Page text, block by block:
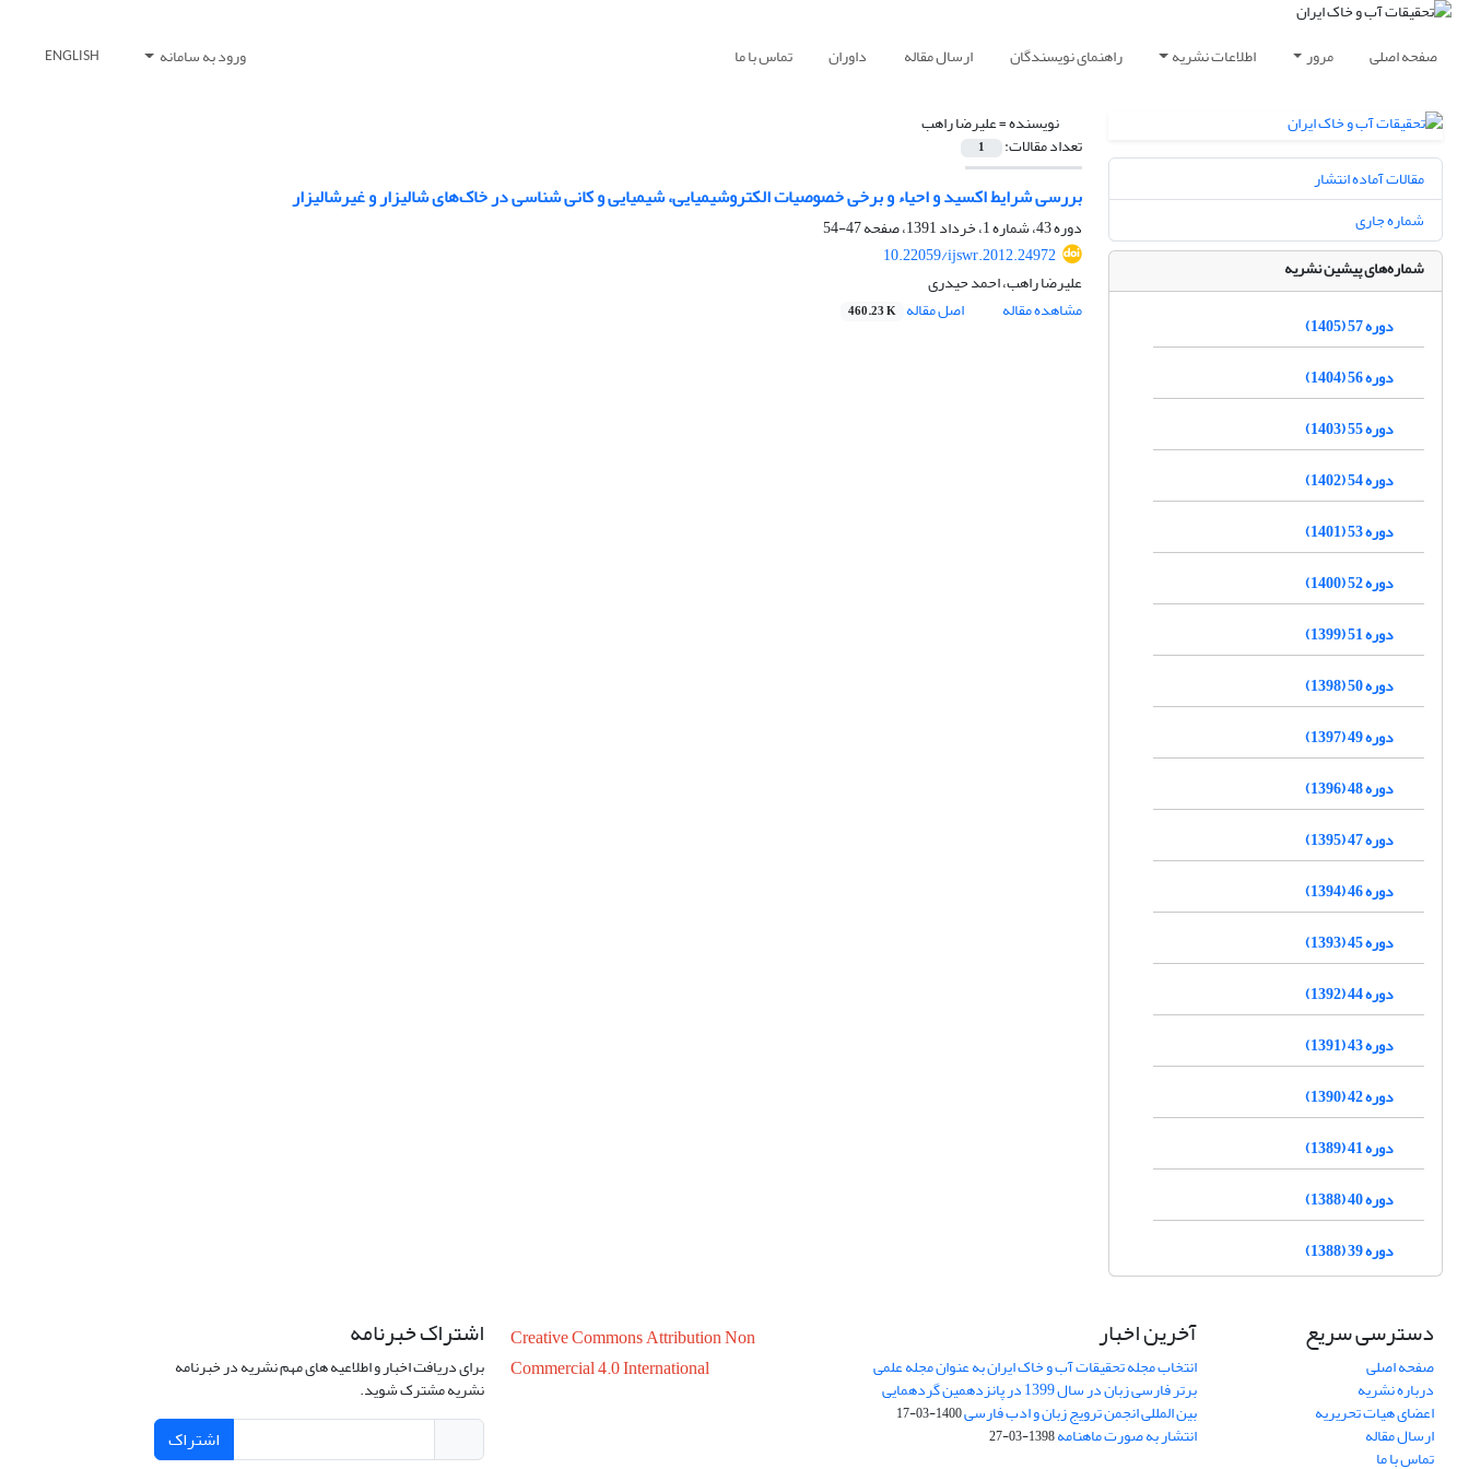
صفحه اصلی مرور اطلاعات نشریه راهنمای نویسندگان ارسال مقاله داوران تماس با ما ورود به سامانه ENGLISH
نویسنده =علیرضا راهب
تعداد مقالات: 1
بررسی شرایط اکسید و احیاء و برخی خصوصیات الکتروشیمیایی، شیمیایی و کانی شناسی در خاک‌های شالیزار و غیرشالیزار
دوره 43، شماره 1، خرداد 1391، صفحه
47-54
10.22059/ijswr.2012.24972
علیرضا راهب، احمد حیدری
مشاهده مقاله
اصل مقاله 460.23 K
مقالات آماده انتشار
شماره جاری
شماره‌های پیشین نشریه
دوره 57 (1405)
دوره 56 (1404)
دوره 55 (1403)
دوره 54 (1402)
دوره 53 (1401)
دوره 52 (1400)
دوره 51 (1399)
دوره 50 (1398)
دوره 49 (1397)
دوره 48 (1396)
دوره 47 (1395)
دوره 46 (1394)
دوره 45 (1393)
دوره 44 (1392)
دوره 43 (1391)
دوره 42 (1390)
دوره 41 (1389)
دوره 40 (1388)
دوره 39 (1388)
دسترسی سریع
صفحه اصلی
درباره نشریه
اعضای هیات تحریریه
ارسال مقاله
تماس با ما
آخرین اخبار
انتخاب مجله تحقیقات آب و خاک ایران به عنوان مجله علمی
برتر فارسی زبان در سال 1399 در پانزدهمین گردهمایی
بین المللی انجمن ترویج زبان و ادب فارسی1400-03-17
انتشار به صورت ماهنامه1398-03-27
Creative Commons Attribution Non
Commercial 4.0 International
اشتراک خبرنامه
برای دریافت اخبار و اطلاعیه های مهم نشریه در خبرنامه
نشریه مشترک شوید.
اشتراک